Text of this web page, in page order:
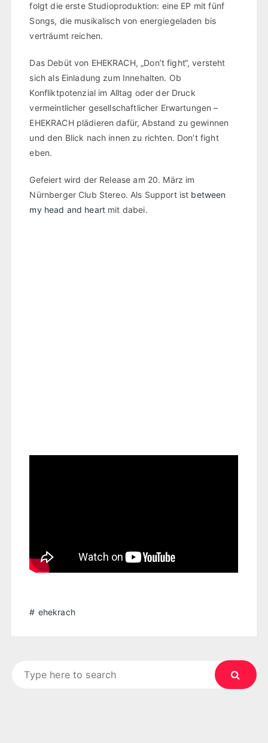
folgt die erste Studioproduktion: eine EP mit fünf
Songs, die musikalisch von energiegeladen bis
verträumt reichen.
Das Debüt von EHEKRACH, „Don’t fight“, versteht
sich als Einladung zum Innehalten. Ob
Konfliktpotenzial im Alltag oder der Druck
vermeintlicher gesellschaftlicher Erwartungen –
EHEKRACH plädieren dafür, Abstand zu gewinnen
und den Blick nach innen zu richten. Don’t fight
eben.
Gefeiert wird der Release am 20. März im
Nürnberger Club Stereo. Als Support ist between
my head and heart mit dabei.
ehekrach